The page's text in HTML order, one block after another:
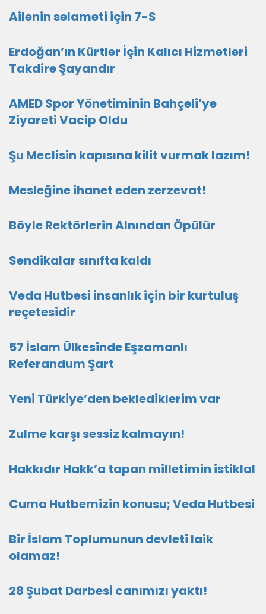
Ailenin selameti için 7-S
Erdoğan’ın Kürtler İçin Kalıcı Hizmetleri
Takdire Şayandır
AMED Spor Yönetiminin Bahçeli’ye
Ziyareti Vacip Oldu
Şu Meclisin kapısına kilit vurmak lazım!
Mesleğine ihanet eden zerzevat!
Böyle Rektörlerin Alnından Öpülür
Sendikalar sınıfta kaldı
Veda Hutbesi insanlık için bir kurtuluş
reçetesidir
57 İslam Ülkesinde Eşzamanlı
Referandum Şart
Yeni Türkiye’den beklediklerim var
Zulme karşı sessiz kalmayın!
Hakkıdır Hakk’a tapan milletimin istiklal
Cuma Hutbemizin konusu; Veda Hutbesi
Bir İslam Toplumunun devleti laik
olamaz!
28 Şubat Darbesi canımızı yaktı!